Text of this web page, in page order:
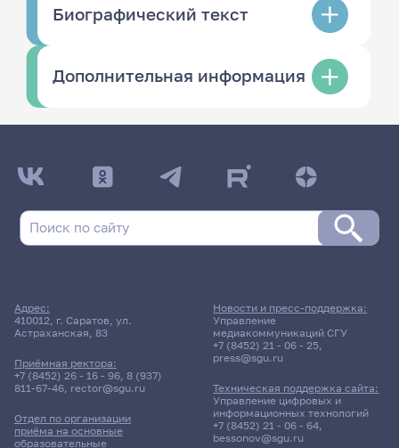
Биографический текст
Дополнительная информация
Адрес:
410012, г. Саратов, ул.
Астраханская, 83
Приёмная ректора:
+7 (8452) 26 - 16 - 96, 8 (937)
811-67-46, rector@sgu.ru
Отдел по организации
приёма на основные
образовательные
Новости и пресс-поддержка:
Управление
медиакоммуникаций СГУ
+7 (8452) 21 - 06 - 25,
press@sgu.ru
Техническая поддержка сайта:
Управление цифровых и
информационных технологий
+7 (8452) 21 - 06 - 64,
bessonov@sgu.ru